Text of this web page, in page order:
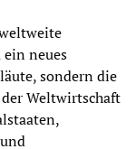
neues
sondern die
Weltwirtschaft